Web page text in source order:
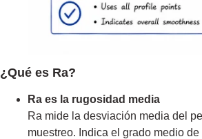
¿Qué es Ra?
Ra es la rugosidad media
Ra mide la desviación media del
muestreo. Indica el grado medio